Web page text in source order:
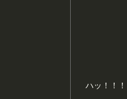
ハッ！！！